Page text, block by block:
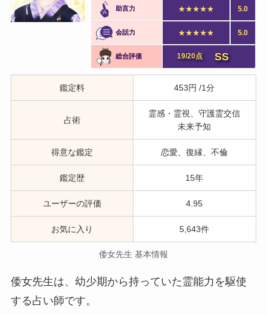
助言力 ★★★★★ 5.0
会話力 ★★★★★ 5.0
総合評価 19/20点 SS
鑑定料 453円 /1分
占術
霊感・霊視、守護霊交信
未来予知
得意な鑑定 恋愛、復縁、不倫
鑑定歴 15年
ユーザーの評価 4.95
お気に入り 5,643件
倭女先生 基本情報
倭女先生は、幼少期から持っていた霊能力を駆使
する占い師です。